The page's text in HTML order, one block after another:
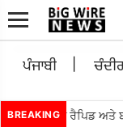
ਪੰਜਾਬੀ
BREAKING
ਸੈਂਟਰ ਲੁਈਸ ਰੈਪਿਡ ਅਤੇ